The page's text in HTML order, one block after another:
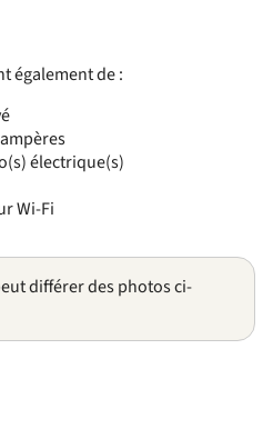
également de :
électrique(s)
Wi-Fi
différer des photos ci-